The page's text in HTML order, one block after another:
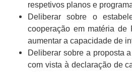
respetivos planos e
Deliberar sobre o
cooperação em matéria de
aumentar a capacidade de
Deliberar sobre a proposta
com vista à declaração de